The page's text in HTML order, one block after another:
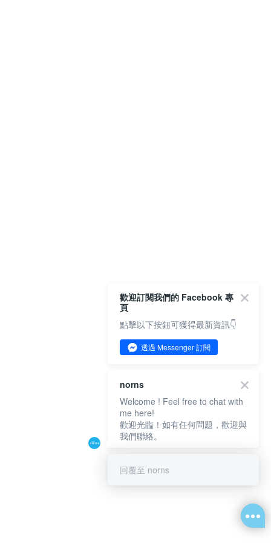
歡迎訂閱我們的 Facebook 專
頁
點擊以下按鈕可獲得最新資訊👇
透過 Messenger 訂閱
norns
Welcome ! Feel free to chat with
me here!
歡迎光臨！如有任何問題，歡迎與
我們聯絡。
回覆至 norns